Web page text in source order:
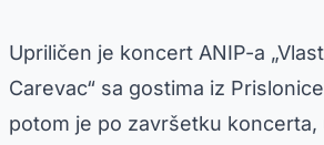
Upriličen je koncert ANIP-a
Carevac“ sa gostima iz
potom je po završetku koncerta,